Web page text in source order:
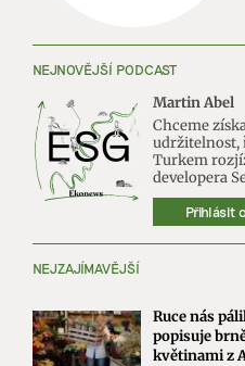
NEJNOVĚJŠÍ PODCAST
Martin Abel
Chceme
udržitelnost,
Turkem
developera
Přihlásit
NEJZAJÍMAVĚJŠÍ
Ruce nás
popisuje
květinami z